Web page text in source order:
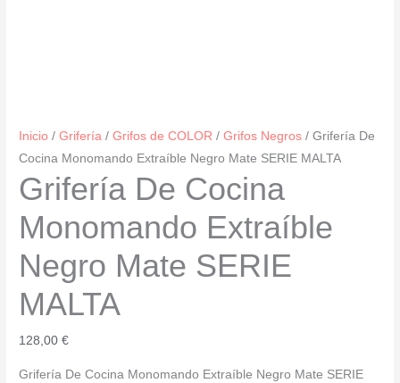
Inicio /Grifería /Grifos de COLOR /Grifos Negros / Grifería De
Cocina Monomando Extraíble Negro Mate SERIE MALTA
Grifería De Cocina
Monomando Extraíble
Negro Mate SERIE
MALTA
128,00€
Grifería De Cocina Monomando Extraíble Negro Mate SERIE